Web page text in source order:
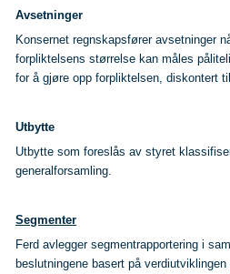
Avsetninger
Konsernet regnskapsfører avsetninger
forpliktelsens størrelse kan måles
for å gjøre opp forpliktelsen, diskontert
Utbytte
Utbytte som foreslås av styret
generalforsamling.
Segmenter
Ferd avlegger segmentrapportering i
beslutningene basert på